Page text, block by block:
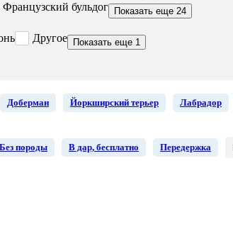
Французский бульдог Показать еще 24
Другое Показать еще 1
Доберман Йоркширский терьер Лабрадор
Без породы В дар, бесплатно Передержка